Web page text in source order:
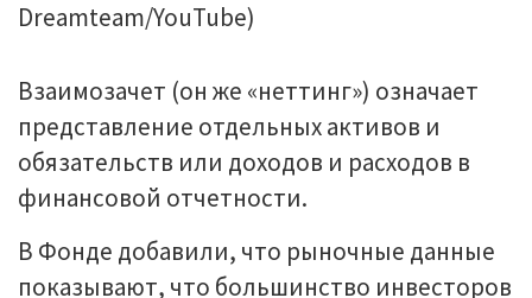
Dreamteam/YouTube)
Взаимозачет (он же «неттинг») означает
представление отдельных активов и
обязательств или доходов и расходов в
финансовой отчетности.
В Фонде добавили, что рыночные данные
показывают, что большинство инвесторов